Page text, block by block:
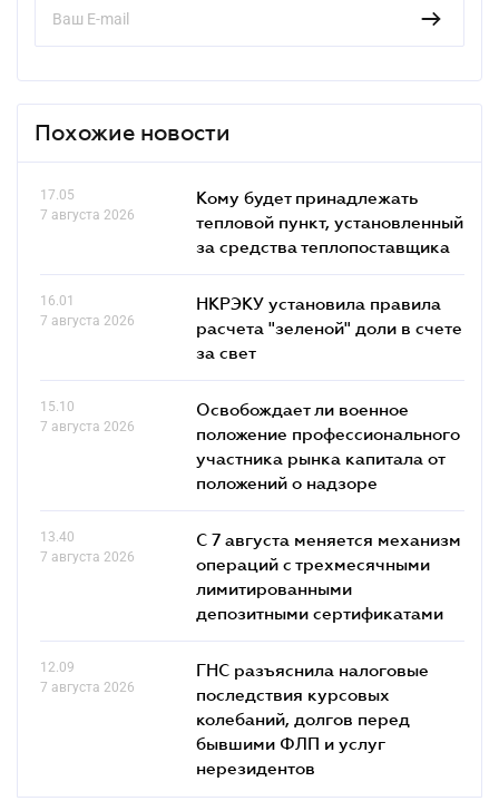
Похожие новости
17.05
7 августа 2026
Кому будет принадлежать
тепловой пункт, установленный
за средства теплопоставщика
16.01
7 августа 2026
НКРЭКУ установила правила
расчета "зеленой" доли в счете
за свет
15.10
7 августа 2026
Освобождает ли военное
положение профессионального
участника рынка капитала от
положений о надзоре
13.40
7 августа 2026
С 7 августа меняется механизм
операций с трехмесячными
лимитированными
депозитными сертификатами
12.09
7 августа 2026
ГНС разъяснила налоговые
последствия курсовых
колебаний, долгов перед
бывшими ФЛП и услуг
нерезидентов